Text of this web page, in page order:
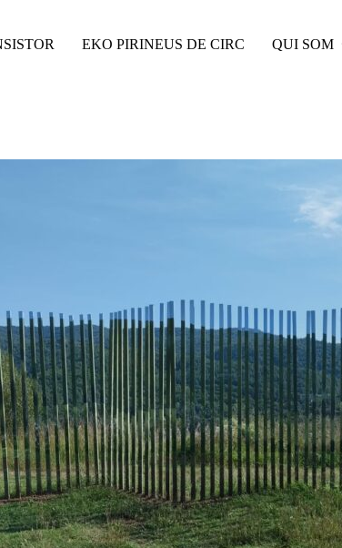
EKO PIRINEUS DE CIRC QUI SOM